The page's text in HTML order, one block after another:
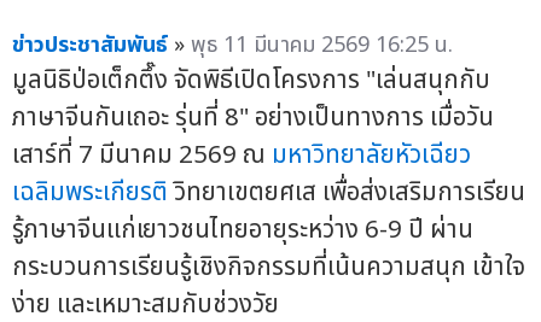
ข่าวประชาสัมพันธ์ »พุธ 11 มีนาคม 2569 16:25 น.
มูลนิธิป่อเต็กตึ๊ง จัดพิธีเปิดโครงการ "เล่นสนุกกับ
ภาษาจีนกันเถอะ รุ่นที่ 8" อย่างเป็นทางการ เมื่อวัน
เสาร์ที่ 7 มีนาคม 2569 ณ มหาวิทยาลัยหัวเฉียว
เฉลิมพระเกียรติวิทยาเขตยศเส เพื่อส่งเสริมการเรียน
รู้ภาษาจีนแก่เยาวชนไทยอายุระหว่าง 6-9 ปี ผ่าน
กระบวนการเรียนรู้เชิงกิจกรรมที่เน้นความสนุก เข้าใจ
ง่าย และเหมาะสมกับช่วงวัย